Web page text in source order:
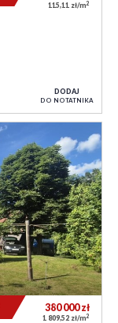
115,11 zł/m2
DODAJ
DO NOTATNIKA
380 000zł
1 809,52 zł/m2